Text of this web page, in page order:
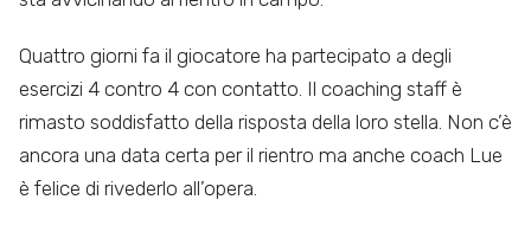
Quattro giorni fa il giocatore ha partecipato a degli
esercizi 4 contro 4 con contatto. Il coaching staff è
rimasto soddisfatto della risposta della loro stella. Non c’è
ancora una data certa per il rientro ma anche coach Lue
è felice di rivederlo all’opera.